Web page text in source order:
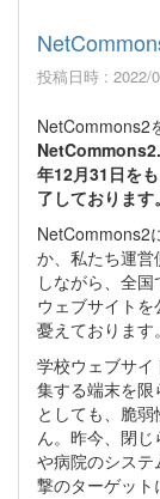
投稿日時 : 2022/
NetCommons2
年12月31日を
了しております。
NetCommons2
か、私たち運
しながら、全
ウェブサイト
憂えております。
学校ウェブサ
集する端末を限
としても、脆
ん。昨今、閉
や病院のシス
撃のターゲット